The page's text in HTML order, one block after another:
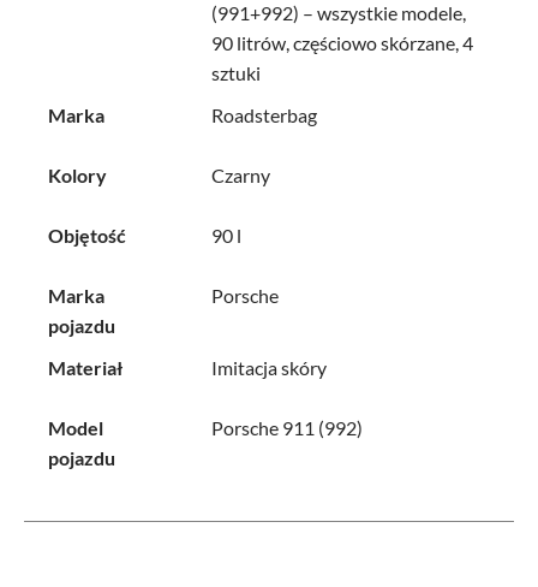
(991+992) – wszystkie modele,
90 litrów, częściowo skórzane, 4
sztuki
Marka
Roadsterbag
Kolory Czarny
Objętość 90 l
Marka
pojazdu
Porsche
Materiał Imitacja skóry
Model
pojazdu
Porsche 911 (992)